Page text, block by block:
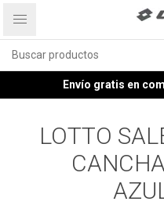
Envío gratis en
LOTTO